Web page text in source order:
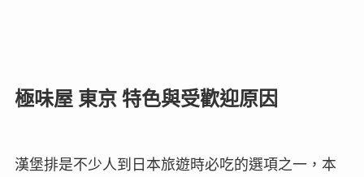
極味屋 東京 特色與受歡迎原因
漢堡排是不少人到日本旅遊時必吃的選項之一，本